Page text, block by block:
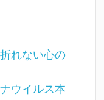
れない心の
ウイルス本